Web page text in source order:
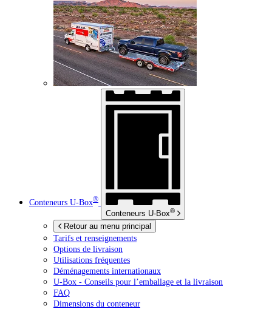
Conteneurs U-Box®
Conteneurs U-Box®
Retour au menu principal
Tarifs et renseignements
Options de livraison
Utilisations fréquentes
Déménagements internationaux
U-Box - Conseils pour l’emballage et la livraison
FAQ
Dimensions du conteneur